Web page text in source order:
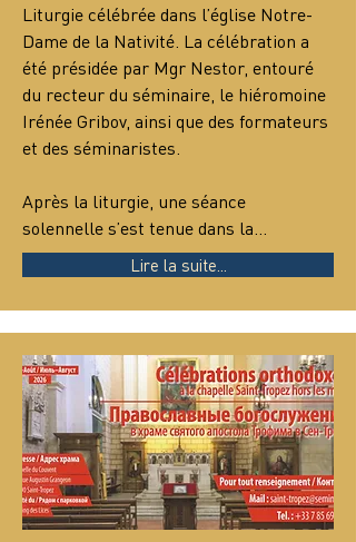
Liturgie célébrée dans l’église Notre-
Dame de la Nativité. La célébration a
été présidée par Mgr Nestor, entouré
du recteur du séminaire, le hiéromoine
Irénée Gribov, ainsi que des formateurs
et des séminaristes.
Après la liturgie, une séance
solennelle s’est tenue dans la…
Lire la suite...